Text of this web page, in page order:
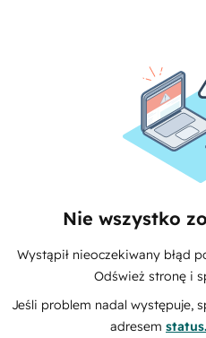
Nie wszystko
Wystąpił nieoczekiwany błąd
Odśwież stronę i
Jeśli problem nadal występuje,
adresem